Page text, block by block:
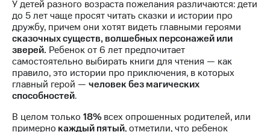
и акционерам
Корпоративное
управление
Корпоративный
секретарь
Раскрытие
информации
Информация
Документы
У детей разного возраста пожелания различаются: дети
до 5 лет чаще просят читать сказки и истории про
дружбу, причем они хотят видеть главными героями
сказочных существ, волшебных персонажей или
зверей. Ребенок от 6 лет предпочитает
самостоятельно выбирать книги для чтения — как
правило, это истории про приключения, в которых
главный герой — человек без магических
способностей.
В целом только 18%всех опрошенных родителей, или
примерно каждый пятый, отметили, что ребенок